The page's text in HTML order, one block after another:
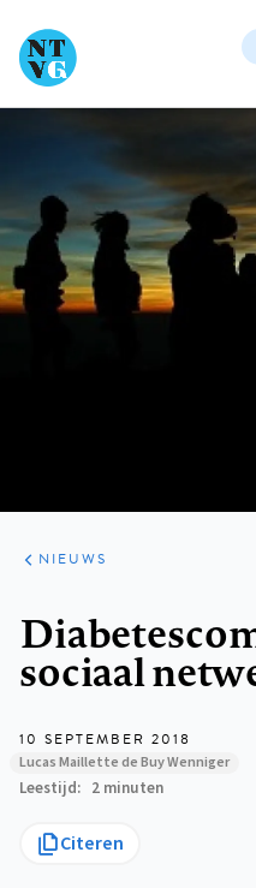
ARTIKELEN
HET
KORT
NIEUWS
sociaal
10 SEPTEMBER 2018
Lucas Maillette de Buy Wenniger
Leestijd 2 minuten
Citeren